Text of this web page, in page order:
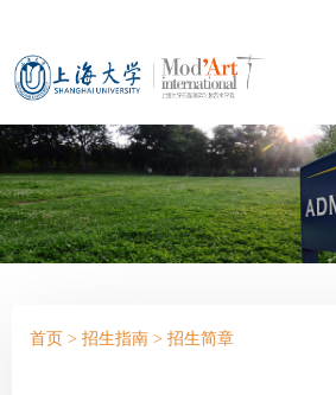
首页 > 招生指南 > 招生简章